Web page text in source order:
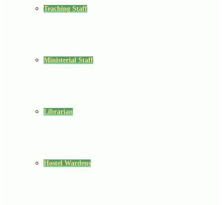
Teaching Staff
Ministerial Staff
Librarian
Hostel Wardens